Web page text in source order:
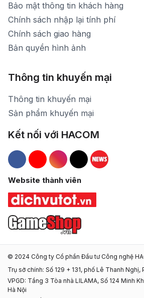
Bảo mật thông tin khách hàng
Chính sách nhập lại tính phí
Chính sách giao hàng
Bản quyền hình ảnh
Thông tin khuyến mại
Thông tin khuyến mại
Sản phẩm khuyến mại
Kết nối với HACOM
Hacom Facebook
Hacom YouTube
Hacom Instagram
Hacom TikTok
Website thành viên
© 2024 Công ty Cổ phần Đầu tư Công nghệ
Trụ sở chính: Số 129 + 131, phố Lê Thanh Nghị,
VPGD: Tầng 3 Tòa nhà LILAMA, Số 124 Minh
Hà Nội